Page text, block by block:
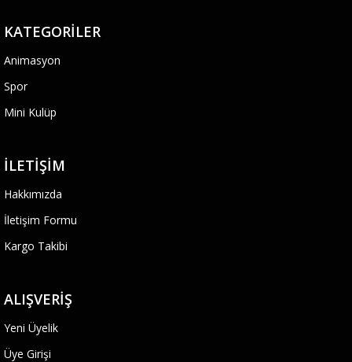
KATEGORILER
Animasyon
Spor
Mini Kulüp
İLETIŞIM
Hakkımızda
İletişim Formu
Kargo Takibi
ALIŞVERIŞ
Yeni Üyelik
Üye Girişi